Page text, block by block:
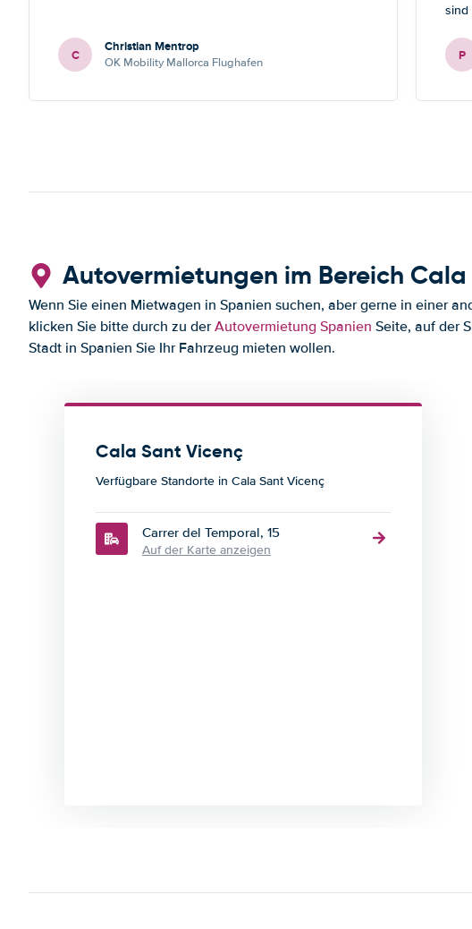
C Christian Mentrop
OK Mobility Mallorca Flughafen
sind
P
Autovermietungen im Bereich
Wenn Sie einen Mietwagen in Spanien suchen, aber gerne in einer
klicken Sie bitte durch zu derAutovermietung Spanien Seite, auf der
Stadt in Spanien Sie Ihr Fahrzeug mieten wollen.
Cala Sant Vicenç
Verfügbare Standorte in Cala Sant Vicenç
Carrer del Temporal, 15
Auf der Karte anzeigen